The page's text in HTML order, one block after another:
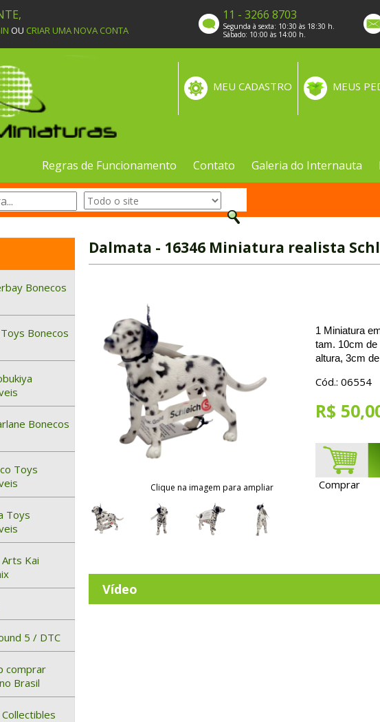
OU CRIAR UMA NOVA CONTA
11 - 3266 8703
Segunda à sexta: 10:30 às 18:30 h.
Sábado: 10:00 às 14:00 h.
MEUS
MEU CADASTRO
Regras de Funcionamento Contato Galeria do Internauta
Bonecos
Bonecos
Bonecos
Toys
Toys
Kai
5 / DTC
comprar
Brasil
Dalmata - 16346 Miniatura realista
Clique na imagem para ampliar
1 Miniatura
tam. 10cm
altura, 3cm
Cód.: 06554
R$
Comprar
Vídeo